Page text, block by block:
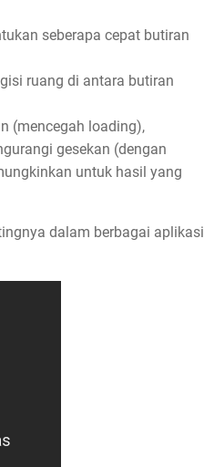
seberapa cepat butiran
ruang di antara butiran
(mencegah loading),
gesekan (dengan
untuk hasil yang
dalam berbagai aplikasi